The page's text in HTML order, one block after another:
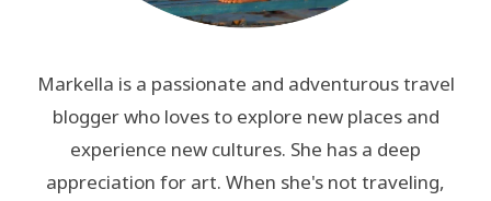
Markella is a passionate and adventurous travel
blogger who loves to explore new places and
experience new cultures. She has a deep
appreciation for art. When she's not traveling,